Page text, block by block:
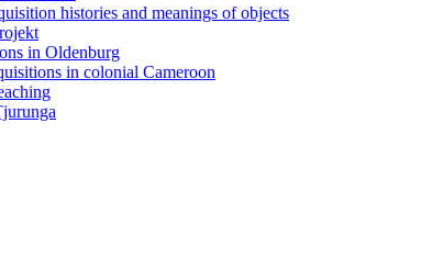
histories and meanings of objects
in Oldenburg
in colonial Cameroon